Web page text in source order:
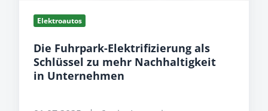
Elektroautos
Die Fuhrpark-Elektrifizierung als
Schlüssel zu mehr Nachhaltigkeit
in Unternehmen